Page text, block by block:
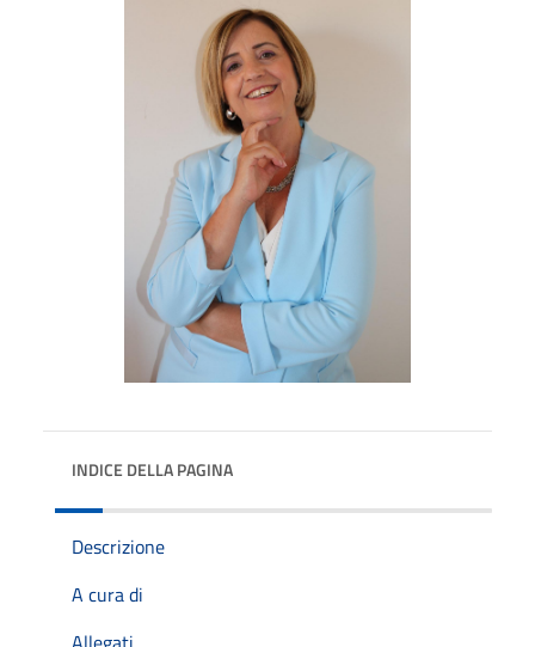
INDICE DELLA PAGINA
Descrizione
A cura di